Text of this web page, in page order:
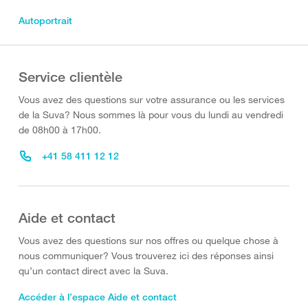
Autoportrait
Service clientèle
Vous avez des questions sur votre assurance ou les services
de la Suva? Nous sommes là pour vous du lundi au vendredi
de 08h00 à 17h00.
+41 58 411 12 12
Aide et contact
Vous avez des questions sur nos offres ou quelque chose à
nous communiquer? Vous trouverez ici des réponses ainsi
qu’un contact direct avec la Suva.
Accéder à l’espace Aide et contact